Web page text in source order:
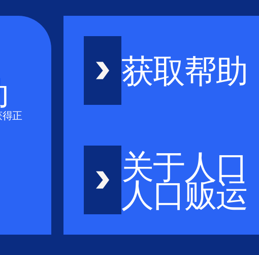
正
获取帮助
关于人口
人口贩运